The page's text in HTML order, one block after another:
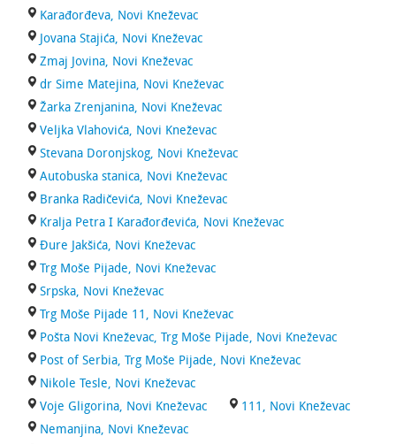
Karađorđeva, Novi Kneževac
Jovana Stajića, Novi Kneževac
Zmaj Jovina, Novi Kneževac
dr Sime Matejina, Novi Kneževac
Žarka Zrenjanina, Novi Kneževac
Veljka Vlahovića, Novi Kneževac
Stevana Doronjskog, Novi Kneževac
Autobuska stanica, Novi Kneževac
Branka Radičevića, Novi Kneževac
Kralja Petra I Karađorđevića, Novi Kneževac
Đure Jakšića, Novi Kneževac
Trg Moše Pijade, Novi Kneževac
Srpska, Novi Kneževac
Trg Moše Pijade 11, Novi Kneževac
Pošta Novi Kneževac, Trg Moše Pijade, Novi Kneževac
Post of Serbia, Trg Moše Pijade, Novi Kneževac
Nikole Tesle, Novi Kneževac
Voje Gligorina, Novi Kneževac
111, Novi Kneževac
Nemanjina, Novi Kneževac